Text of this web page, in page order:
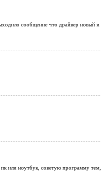
сообщение что драйвер новый
или ноутбук, советую программу